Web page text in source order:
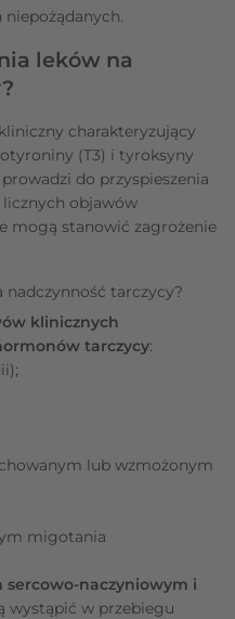
leków na
charakteryzujący
(T3) i tyroksyny
do przyspieszenia
objawów
mogą stanowić zagrożenie
tarczycy?
klinicznych
tarczycy:
lub wzmożonym
migotania
naczyniowym i
wystąpić w przebiegu